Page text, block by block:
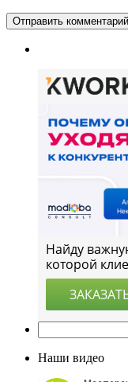
Наши видео